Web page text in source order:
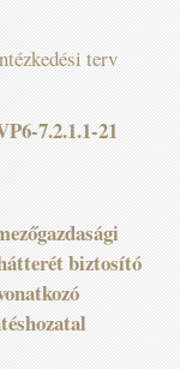
terv
7.2.1.1-21
biztosító